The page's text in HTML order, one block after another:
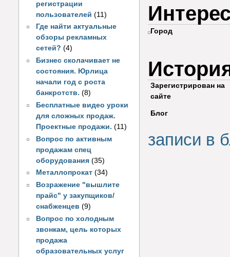
регистрации
пользователей(11)
Где найти актуальные
обзоры рекламных
сетей? (4)
Бизнес сколачивает не
состояния. Юрлица
начали год с роста
банкротств. (8)
Бесплатные видео уроки
для сложных продаж.
Проектные продажи. (11)
Вопрос по активным
продажам спец
оборудования (35)
Металлопрокат (34)
Возражение "вышлите
прайс" у закупщиков/
снабженцев (9)
Вопрос по холодным
звонкам, цель которых
продажа
образовательных услуг
Город
Зарегистрирован на
сайте
Блог
записи в